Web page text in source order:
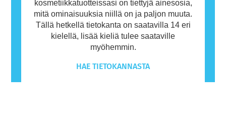
kosmetiikkatuotteissasi on tiettyjä ainesosia,
mitä ominaisuuksia niillä on ja paljon muuta.
Tällä hetkellä tietokanta on saatavilla 14 eri
kielellä, lisää kieliä tulee saataville
myöhemmin.
HAE TIETOKANNASTA